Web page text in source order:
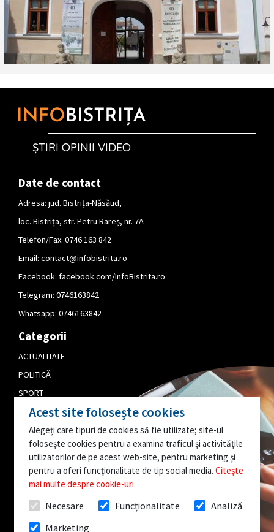
ȘTIRI OPINII VIDEO
Date de contact
Adresa: jud. Bistrița-Năsăud,
loc. Bistrița, str. Petru Rareș, nr. 7A
Telefon/Fax: 0746 163 842
Email: contact@infobistrita.ro
Facebook: facebook.com/InfoBistrita.ro
Telegram: 0746163842
Whatsapp: 0746163842
Categorii
ACTUALITATE
POLITICĂ
SPORT
CULTURĂ
PUBLICITATE
EDITORIAL
AI O INFORMAȚIE
INTERESANTĂ?
SCRIE-NE!
Acest site folosește cookies
Alegeți care tipuri de cookies să fie utilizate; site-ul
folosește cookies pentru a examina traficul și activitățile
utilizatorilor de pe acest web-site, pentru marketing și
pentru a oferi funcționalitate de tip social media. Citește
mai multe despre cookie-uri
Necesare Funcționalitate
Analiză
Marketing